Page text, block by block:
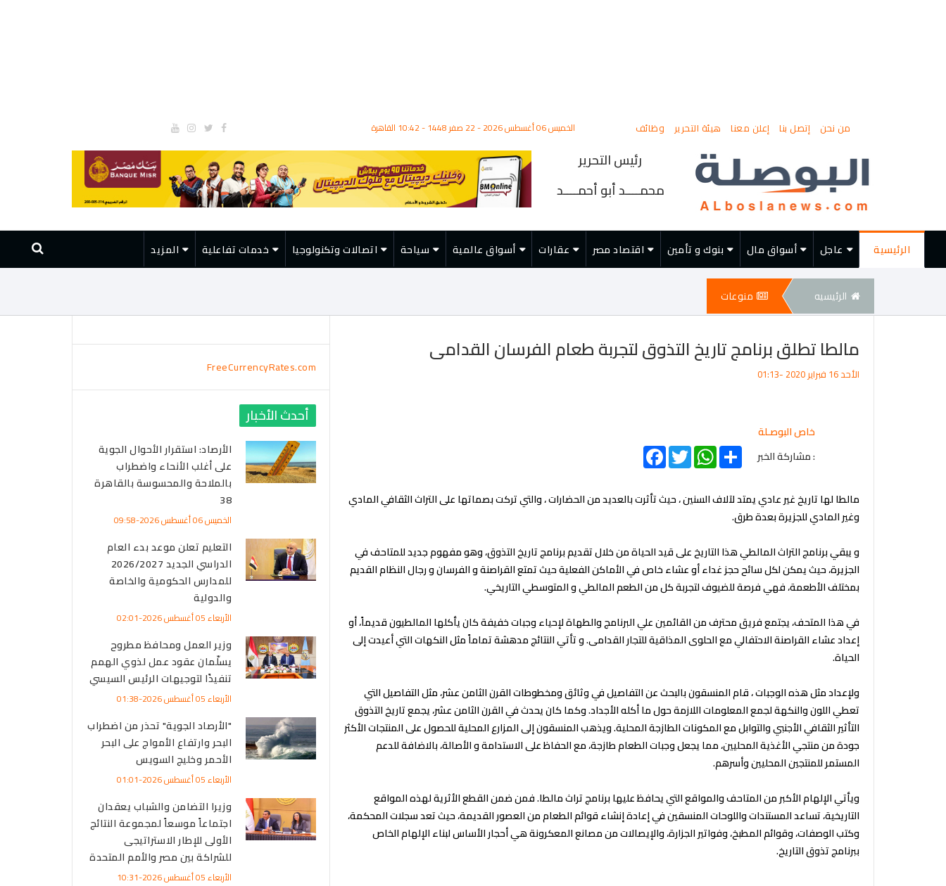
من نحن إتصل بنا إعلن معنا هيئة التحرير وظائف الخميس 06 أغسطس 2026 - 22 صفر 1448 - 10:42 القاهرة
رئيس التحرير
محمــــد أبو أحمــــد
الرئيسية عاجل أسواق مال بنوك و تأمين اقتصاد مصر عقارات أسواق عالمية سياحة اتصالات وتكنولوجيا خدمات تفاعلية المزيد
الرئيسيه منوعات
مالطا تطلق برنامج تاريخ التذوق لتجربة طعام الفرسان القدامى
الأحد 16 فبراير 2020 -01:13
خاص البوصـلة
: مشاركة الخبر
FacebookTwitter
WhatsAppShare
مالطا لها تاريخ غير عادي يمتد لآلاف السنين ، حيث تأثرت بالعديد من الحضارات ، والتي تركت بصماتها على التراث الثقافي المادي
وغير المادي للجزيرة بعدة طرق.
و يبقي برنامج التراث المالطي هذا التاريخ على قيد الحياة من خلال تقديم برنامج تاريخ التذوق، وهو مفهوم جديد للمتاحف في
الجزيرة، حيث يمكن لكل سائح حجز غداء أو عشاء خاص في الأماكن الفعلية حيث تمتع القراصنة و الفرسان و رجال النظام القديم
بمختلف الأطعمة، فهي فرصة للضيوف لتجربة كل من الطعم المالطي و المتوسطي التاريخي.
في هذا المتحف، يجتمع فريق محترف من القائمين علي البرنامج والطهاة لإحياء وجبات خفيفة كان يأكلها المالطيون قديماً، أو
إعداد عشاء القراصنة الاحتفالي مع الحلوى المذاقية للتجار القدامى. و تأتي النتائج مدهشة تماماً مثل النكهات التي أعيدت إلى
الحياة.
ولإعداد مثل هذه الوجبات ، قام المنسقون بالبحث عن التفاصيل في وثائق ومخطوطات القرن الثامن عشر، مثل التفاصيل التي
تعطي اللون والنكهة لجمع المعلومات اللازمة حول ما أكله الأجداد. وكما كان يحدث في القرن الثامن عشر، يجمع تاريخ التذوق
التأثير الثقافي الأجنبي والتوابل مع المكونات الطازجة المحلية. ويذهب المنسقون إلى المزارع المحلية للحصول على المنتجات الأكثر
جودة من منتجي الأغذية المحليين، مما يجعل وجبات الطعام طازجة، مع الحفاظ على الاستدامة و الأصالة، بالاضافة للدعم
المستمر للمنتجين المحليين وأسرهم.
ويأتي الإلهام الأكبر من المتاحف والمواقع التي يحافظ عليها برنامج تراث مالطا. فمن ضمن القطع الأثرية لهذه المواقع
التاريخية، تساعد المستندات واللوحات المنسقين في إعادة إنشاء قوائم الطعام من العصور القديمة، حيث تعد سجلات المحكمة،
وكتب الوصفات، وقوائم المطبخ، وفواتير الجزارة، والإيصالات من مصانع المعكرونة هي أحجار الأساس لبناء الإلهام الخاص
ببرنامج تذوق التاريخ.
FreeCurrencyRates.com
أحدث الأخبار
الأرصاد: استقرار الأحوال الجوية
على أغلب الأنحاء واضطراب
بالملاحة والمحسوسة بالقاهرة
38
الخميس 06 أغسطس 2026-09:58
التعليم تعلن موعد بدء العام
الدراسي الجديد 2026/2027
للمدارس الحكومية والخاصة
والدولية
الأربعاء 05 أغسطس 2026-02:01
وزير العمل ومحافظ مطروح
يسلّمان عقود عمل لذوي الهمم
تنفيذًا لتوجيهات الرئيس السيسي
الأربعاء 05 أغسطس 2026-01:38
"الأرصاد الجوية" تحذر من اضطراب
البحر وارتفاع الأمواج على البحر
الأحمر وخليج السويس
الأربعاء 05 أغسطس 2026-01:01
وزيرا التضامن والشباب يعقدان
اجتماعاً موسعاً لمجموعة النتائج
الأولى للإطار الاستراتيجى
للشراكة بين مصر والأمم المتحدة
الأربعاء 05 أغسطس 2026-10:31